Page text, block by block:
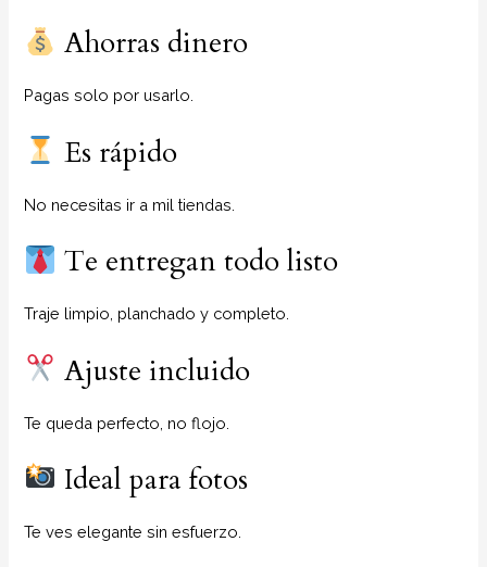
Ahorras dinero
Pagas solo por usarlo.
Es rápido
No necesitas ir a mil tiendas.
Te entregan todo listo
Traje limpio, planchado y completo.
Ajuste incluido
Te queda perfecto, no flojo.
Ideal para fotos
Te ves elegante sin esfuerzo.